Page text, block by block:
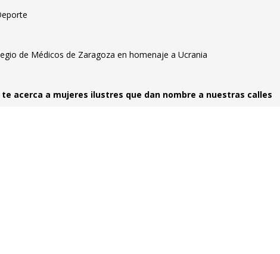
de Médicos de Zaragoza en homenaje a Ucrania
acerca a mujeres ilustres que dan nombre a nuestras calles